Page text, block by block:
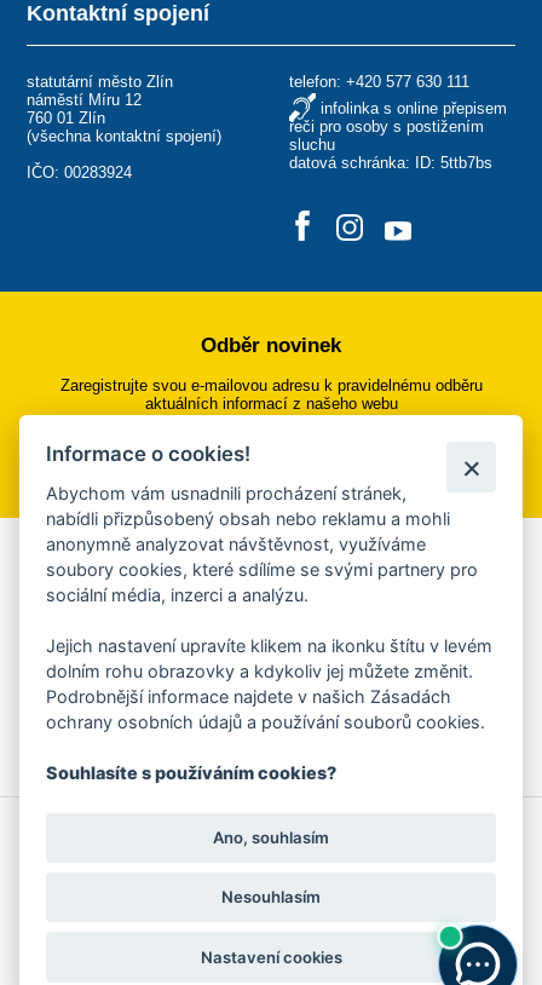
Kontaktní spojení
statutární město Zlín
náměstí Míru 12
760 01 Zlín
(všechna kontaktní spojení)
IČO: 00283924
telefon: +420 577 630 111
infolinka s online přepisem
řeči pro osoby s postižením
sluchu
datová schránka: ID: 5ttb7bs
Odběr novinek
Zaregistrujte svou e-mailovou adresu k pravidelnému odběru
aktuálních informací z našeho webu
Přihlásit se k odběru
Aplikace Mobilní rozhlas
Chcete dostávat do svého mobilu či mailu upozornění na
ankety, pozvánky na kulturní a sportovní akce?
Více informací o aplikaci
Ochrana osobních údajů
Informace o cookies!
Abychom vám usnadnili procházení stránek,
nabídli přizpůsobený obsah nebo reklamu a mohli
anonymně analyzovat návštěvnost, využíváme
soubory cookies, které sdílíme se svými partnery pro
sociální média, inzerci a analýzu.
Jejich nastavení upravíte klikem na ikonku štítu v levém
dolním rohu obrazovky a kdykoliv jej můžete změnit.
Podrobnější informace najdete v našich Zásadách
ochrany osobních údajů a používání souborů cookies.
Souhlasíte s používáním cookies?
Ano, souhlasím
Nesouhlasím
Nastavení cookies